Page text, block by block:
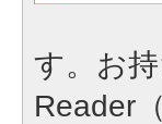
す。お
Reader